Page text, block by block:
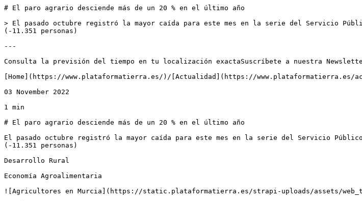
# El paro agrario desciende más de un 20 % en el último año
> El pasado octubre registró la mayor caída para este mes en la serie del Servicio
(-11.351 personas)
---
Consulta la previsión del tiempo en tu localización exactaSuscríbete a nuestra
[Home](https://www.plataformatierra.es/)/[Actualidad](https://www.plataformatierra.es/
03 November 2022
1 min
# El paro agrario desciende más de un 20 % en el último año
El pasado octubre registró la mayor caída para este mes en la serie del Servicio
(-11.351 personas)
Desarrollo Rural
Economía Agroalimentaria
![Agricultores en Murcia](https://static.plataformatierra.es/strapi-uploads/assets/